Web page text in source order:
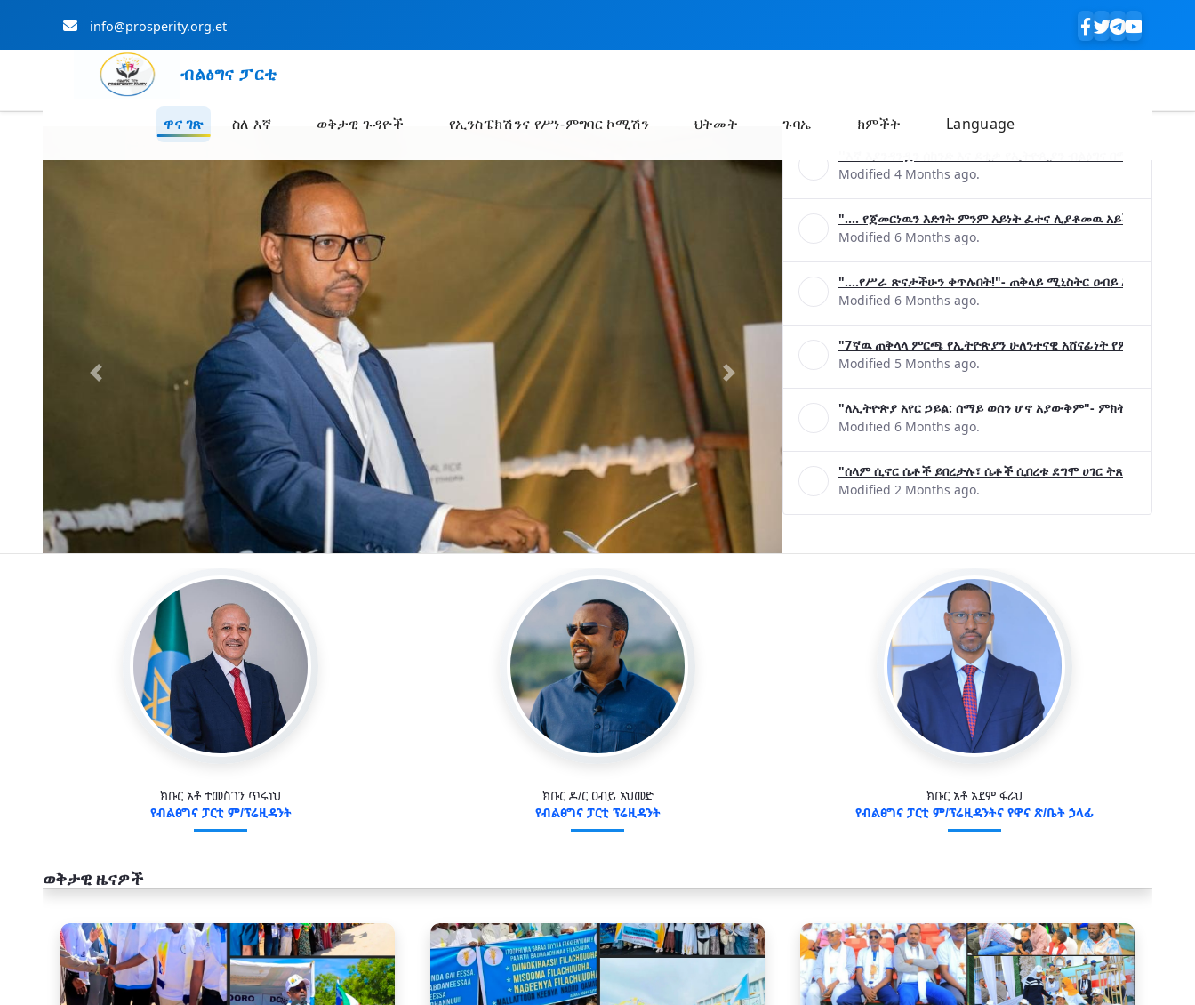
info@prosperity.org.et
ብልፅግና ፓርቲ
ዋና ገጽ ስለ እኛ ወቅታዊ ጉዳዮች የኢንስፔክሽንና የሥነ-ምግባር ኮሚሽን ህትመት ጉባኤ ክምችት Language
Previous Next
Modified 4 Months ago.
".... የጀመርነዉን እድገት ምንም አይነት ፈተና ሊያቆመዉ አይችልም"-
Modified 6 Months ago.
"....የሥራ ጽናታችሁን ቀጥሉበት!"- ጠቅላይ ሚኒስትር ዐብይ አሕመድ (ዶ/ር)
Modified 6 Months ago.
"7ኛዉ ጠቅላላ ምርጫ የኢትዮጵያን ሁለንተናዊ አሸናፊነት የምናረጋግጥበት
Modified 5 Months ago.
"ለኢትዮጵያ አየር ኃይል: ሰማይ ወሰን ሆኖ አያውቅም"- ምክትል ጠቅላይ
Modified 6 Months ago.
"ሰላም ሲኖር ሴቶች ይበረታሉ፣ ሴቶች ሲበረቱ ደግሞ ሀገር ትጸናለች"- ዶ/ር
Modified 2 Months ago.
ክቡር አቶ ተመስገን ጥሩነህ
የብልፅግና ፓርቲ ም/ፕሬዚዳንት
ክቡር ዶ/ር ዐብይ አህመድ
የብልፅግና ፓርቲ ፕሬዚዳንት
ክቡር አቶ አደም ፋራህ
የብልፅግና ፓርቲ ም/ፕሬዚዳንትና የዋና ጽ/ቤት ኃላፊ
ወቅታዊ ዜናዎች
አዲስ